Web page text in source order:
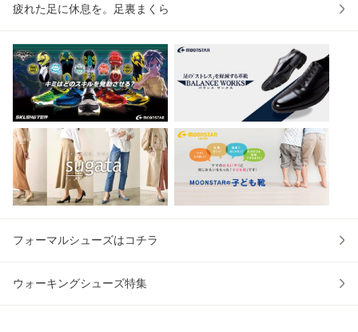
疲れた足に休息を。足裏まくら
フォーマルシューズはコチラ
ウォーキングシューズ特集